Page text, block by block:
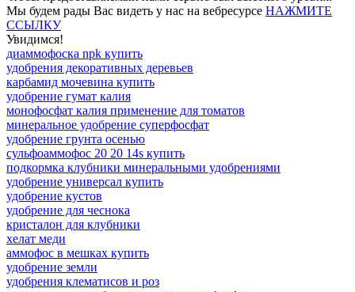
Мы будем рады Вас видеть у нас на вебресурсе НАЖМИТЕ
ССЫЛКУ
Увидимся!
диаммофоска npk купить
удобрения декоративных деревьев
карбамид мочевина купить
удобрение гумат калия
монофосфат калия применение для томатов
минеральное удобрение суперфосфат
удобрение грунта осенью
сульфоаммофос 20 20 14s купить
подкормка клубники минеральными удобрениями
удобрение универсал купить
удобрение кустов
удобрение для чеснока
кристалон для клубники
хелат меди
аммофос в мешках купить
удобрение земли
удобрения клематисов и роз